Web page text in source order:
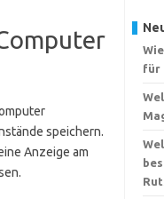
speichern.
Anzeige am
für